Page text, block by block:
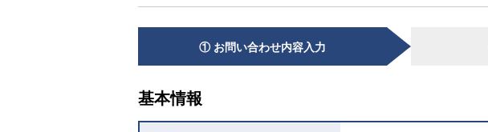
① お問い合わせ内容入力
基本情報